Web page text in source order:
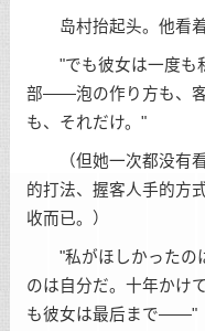
岛村抬起头。他看着
"でも彼女は一度も
部——泡の作り方も、
も、それだけ。"
（但她一次都没有
的打法、握客人手的方
收而已。）
"私がほしかったのは
のは自分だ。十年かけ
も彼女は最后まで——"